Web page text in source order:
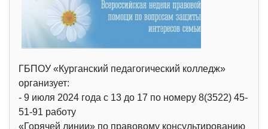
ГБПОУ «Курганский педагогический колледж»
организует:
- 9 июля 2024 года с 13 до 17 по номеру 8(3522) 45-
51-91 работу
«Горячей линии» по правовому консультированию